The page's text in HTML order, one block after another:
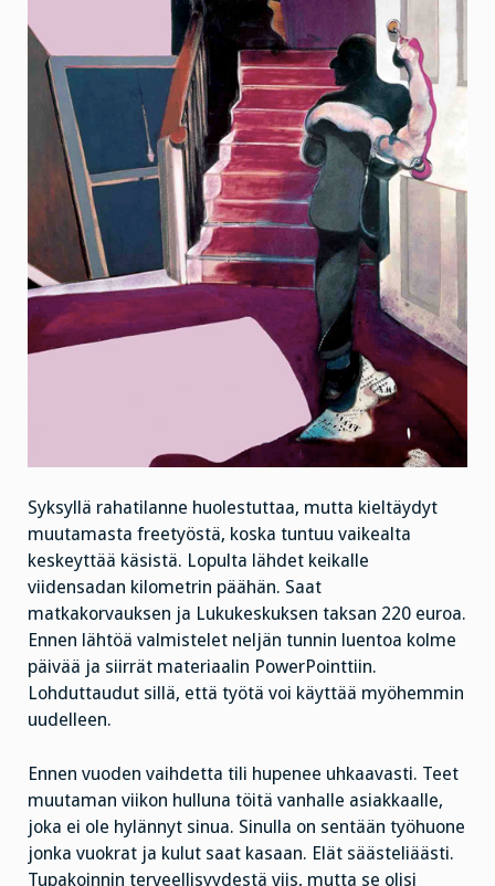
Syksyllä rahatilanne huolestuttaa, mutta kieltäydyt
muutamasta freetyöstä, koska tuntuu vaikealta
keskeyttää käsistä. Lopulta lähdet keikalle
viidensadan kilometrin päähän. Saat
matkakorvauksen ja Lukukeskuksen taksan 220 euroa.
Ennen lähtöä valmistelet neljän tunnin luentoa kolme
päivää ja siirrät materiaalin PowerPointtiin.
Lohduttaudut sillä, että työtä voi käyttää myöhemmin
uudelleen.
Ennen vuoden vaihdetta tili hupenee uhkaavasti. Teet
muutaman viikon hulluna töitä vanhalle asiakkaalle,
joka ei ole hylännyt sinua. Sinulla on sentään työhuone
jonka vuokrat ja kulut saat kasaan. Elät säästeliäästi.
Tupakoinnin terveellisyydestä viis, mutta se olisi